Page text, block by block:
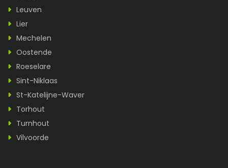
Leuven
Lier
Mechelen
Oostende
Roeselare
Sint-Niklaas
St-Katelijne-Waver
Torhout
Turnhout
Vilvoorde